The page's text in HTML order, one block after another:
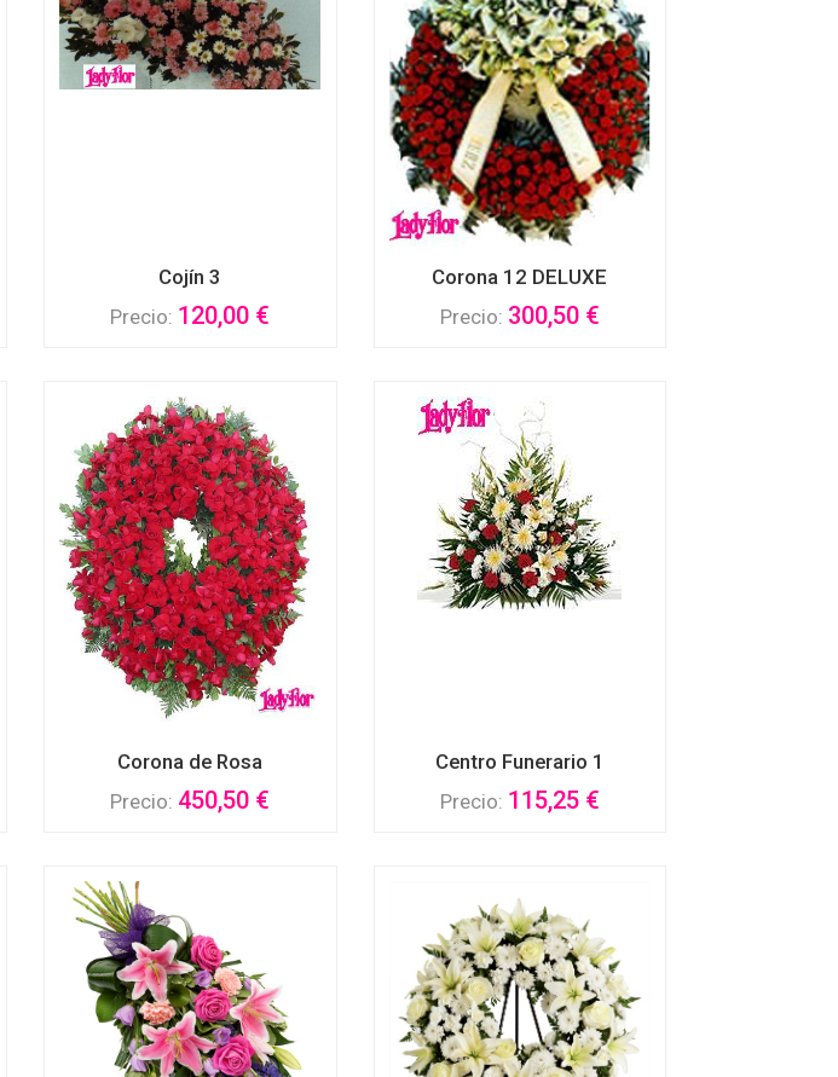
Cojín 3
Precio: 120,00 €
Corona 12 DELUXE
Precio: 300,50 €
Corona de Rosa
Precio: 450,50 €
Centro Funerario 1
Precio: 115,25 €